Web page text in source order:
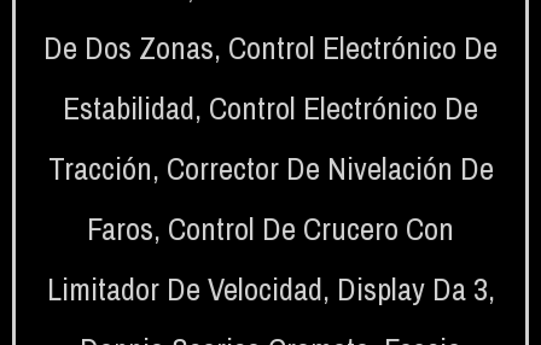
De Dos Zonas, Control Electrónico De
Estabilidad, Control Electrónico De
Tracción, Corrector De Nivelación De
Faros, Control De Crucero Con
Limitador De Velocidad, Display Da 3,